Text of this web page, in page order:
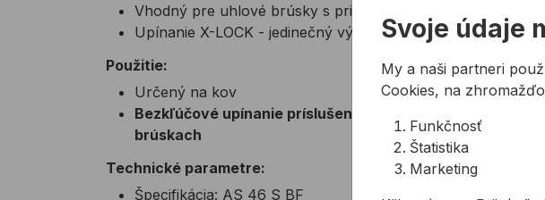
Vhodný pre uhlové brúsky s priemerom kotúča 125 mm
Upínanie X-LOCK - jedinečný výmenný systém pre uhlové
Použitie:
Určený na kov
Bezkľúčové upínanie príslušenstva X-LOCK. Použitie aj v
brúskach
Technické parametre:
Špecifikácia: AS 46 S BF
Svoje údaje
My a naši partneri
Cookies, na
Funkčnosť
Štatistika
Marketing